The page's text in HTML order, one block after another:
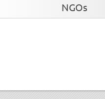
NGOs